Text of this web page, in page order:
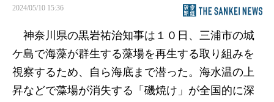
2024/05/10 15:36
神奈川県の黒岩祐治知事は１０日、三浦市の城
ケ島で海藻が群生する藻場を再生する取り組みを
視察するため、自ら海底まで潜った。海水温の上
昇などで藻場が消失する「磯焼け」が全国的に深